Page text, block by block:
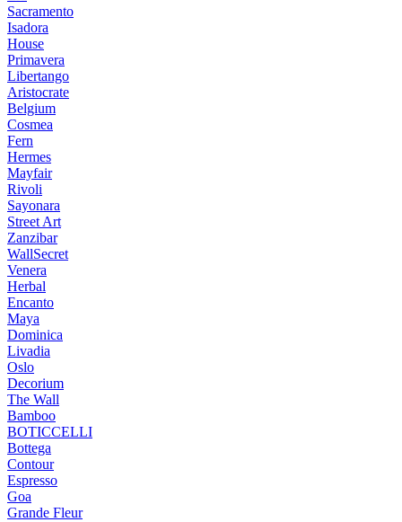
Sacramento
Isadora
House
Primavera
Libertango
Aristocrate
Belgium
Cosmea
Fern
Hermes
Mayfair
Rivoli
Sayonara
Street Art
Zanzibar
WallSecret
Venera
Herbal
Encanto
Maya
Dominica
Livadia
Oslo
Decorium
The Wall
Bamboo
BOTICCELLI
Bottega
Contour
Espresso
Goa
Grande Fleur